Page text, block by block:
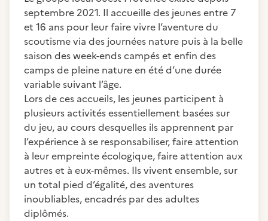
septembre 2021. Il accueille des jeunes entre 7
et 16 ans pour leur faire vivre l’aventure du
scoutisme via des journées nature puis à la belle
saison des week-ends campés et enfin des
camps de pleine nature en été d’une durée
variable suivant l’âge.
Lors de ces accueils, les jeunes participent à
plusieurs activités essentiellement basées sur
du jeu, au cours desquelles ils apprennent par
l’expérience à se responsabiliser, faire attention
à leur empreinte écologique, faire attention aux
autres et à eux-mêmes. Ils vivent ensemble, sur
un total pied d’égalité, des aventures
inoubliables, encadrés par des adultes
diplômés.